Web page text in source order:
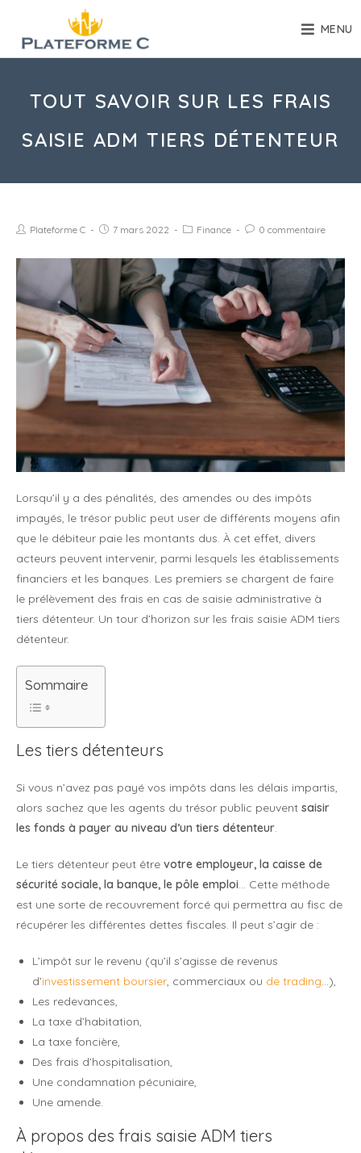
MENU
TOUT SAVOIR SUR LES FRAIS
SAISIE ADM TIERS DÉTENTEUR
Plateforme C 7 mars 2022 Finance 0 commentaire
Lorsqu’il y a des pénalités, des amendes ou des impôts
impayés, le trésor public peut user de différents moyens afin
que le débiteur paie les montants dus. À cet effet, divers
acteurs peuvent intervenir, parmi lesquels les établissements
financiers et les banques. Les premiers se chargent de faire
le prélèvement des frais en cas de saisie administrative à
tiers détenteur. Un tour d’horizon sur les frais saisie ADM tiers
détenteur.
Sommaire
Les tiers détenteurs
Si vous n’avez pas payé vos impôts dans les délais impartis,
alors sachez que les agents du trésor public peuvent saisir
les fonds à payer au niveau d’un tiers détenteur.
Le tiers détenteur peut être votre employeur, la caisse de
sécurité sociale, la banque, le pôle emploi… Cette méthode
est une sorte de recouvrement forcé qui permettra au fisc de
récupérer les différentes dettes fiscales. Il peut s’agir de :
L’impôt sur le revenu (qu’il s’agisse de revenus
d’investissement boursier, commerciaux ou de trading…),
Les redevances,
La taxe d’habitation,
La taxe foncière,
Des frais d’hospitalisation,
Une condamnation pécuniaire,
Une amende.
À propos des frais saisie ADM tiers